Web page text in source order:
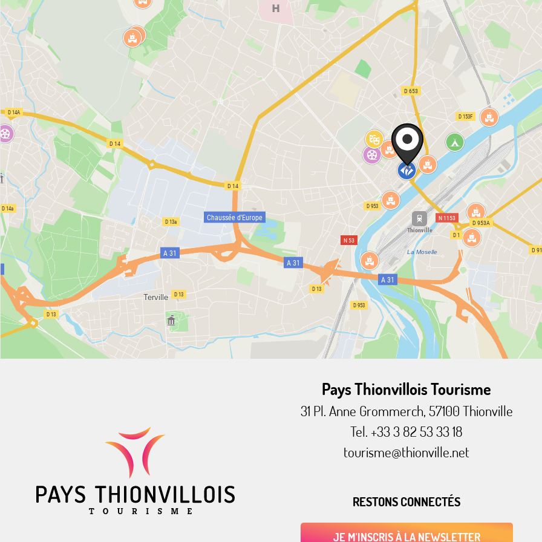
Pays Thionvillois Tourisme
31 Pl. Anne Grommerch, 57100 Thionville
Tel. +33 3 82 53 33 18
tourisme@thionville.net
RESTONS CONNECTÉS
JE M'INSCRIS À LA NEWSLETTER